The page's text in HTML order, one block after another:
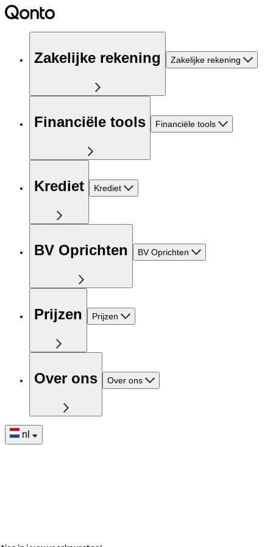
Zakelijke rekening Zakelijke rekening
Financiële tools Financiële tools
Krediet Krediet
BV Oprichten BV Oprichten
Prijzen Prijzen
Over ons Over ons
nl